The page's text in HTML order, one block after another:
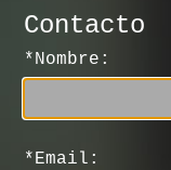
Contacto
*Nombre:
*Email: